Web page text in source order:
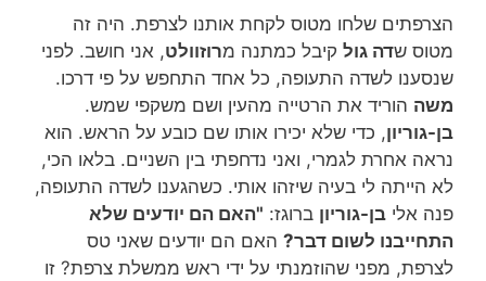
הצרפתים שלחו מטוס לקחת אותנו לצרפת. היה זה
מטוס שדה גול קיבל כמתנה מרוזוולט, אני חושב. לפני
שנסענו לשדה התעופה, כל אחד התחפש על פי דרכו.
משה הוריד את הרטייה מהעין ושם משקפי שמש.
בן-גוריון, כדי שלא יכירו אותו שם כובע על הראש. הוא
נראה אחרת לגמרי, ואני נדחפתי בין השניים. בלאו הכי,
לא הייתה לי בעיה שיזהו אותי. כשהגענו לשדה התעופה,
פנה אלי בן-גוריון ברוגז: "האם הם יודעים שלא
התחייבנו לשום דבר? האם הם יודעים שאני טס
לצרפת, מפני שהוזמנתי על ידי ראש ממשלת צרפת? זו